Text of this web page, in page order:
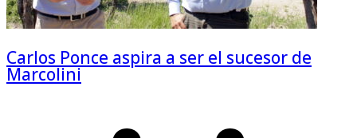
Carlos Ponce aspira a ser el sucesor de
Marcolini